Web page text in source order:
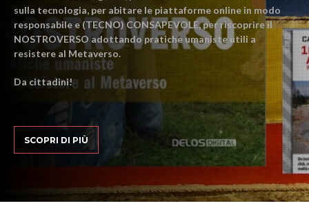
sulla tecnologia, per abitare le piattaforme online in modo
responsabile e (TECNO) CONSAPEVOLE, per riscoprire il
NOSTROVERSO adottando pratiche umaniste utili a
resistere al Metaverso.
Da cittadini!
SCOPRI DI PIÙ